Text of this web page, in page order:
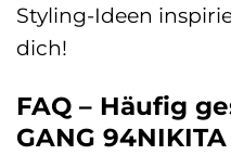
Styling-Ideen
dich!
FAQ – Häufig
GANG 94NIKITA